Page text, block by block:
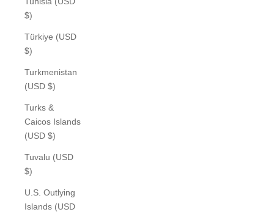
$)
Türkiye (USD
$)
Turkmenistan
(USD $)
Turks &
Caicos Islands
(USD $)
Tuvalu (USD
$)
U.S. Outlying
Islands (USD